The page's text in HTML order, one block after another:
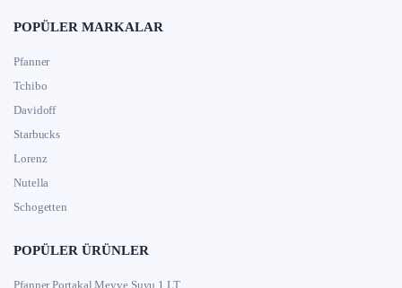
POPÜLER MARKALAR
Pfanner
Tchibo
Davidoff
Starbucks
Lorenz
Nutella
Schogetten
POPÜLER ÜRÜNLER
Pfanner Portakal Meyve Suyu 1 LT